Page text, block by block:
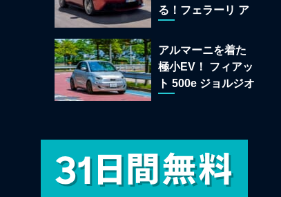
る！フェラーリ ア
ーが証明する純内
燃機関オープンカ
ーの至福
アルマーニを着た
極小EV！ フィアッ
ト 500e ジョルジオ